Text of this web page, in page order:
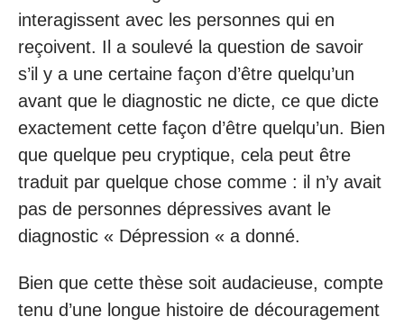
interagissent avec les personnes qui en
reçoivent. Il a soulevé la question de savoir
s’il y a une certaine façon d’être quelqu’un
avant que le diagnostic ne dicte, ce que dicte
exactement cette façon d’être quelqu’un. Bien
que quelque peu cryptique, cela peut être
traduit par quelque chose comme : il n’y avait
pas de personnes dépressives avant le
diagnostic « Dépression « a donné.
Bien que cette thèse soit audacieuse, compte
tenu d’une longue histoire de découragement